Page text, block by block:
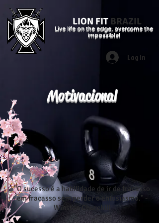
LION FIT BRAZIL
Live life on the edge, overcome the
impossible!
Log In
Motivacional
"O sucesso é a habilidade de ir de fracasso
em fracasso sem perder o entusiasmo." -
Winston Churchill